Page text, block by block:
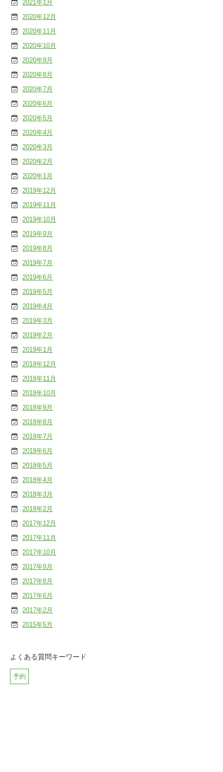
2021年1月
2020年12月
2020年11月
2020年10月
2020年9月
2020年8月
2020年7月
2020年6月
2020年5月
2020年4月
2020年3月
2020年2月
2020年1月
2019年12月
2019年11月
2019年10月
2019年9月
2019年8月
2019年7月
2019年6月
2019年5月
2019年4月
2019年3月
2019年2月
2019年1月
2018年12月
2018年11月
2018年10月
2018年9月
2018年8月
2018年7月
2018年6月
2018年5月
2018年4月
2018年3月
2018年2月
2017年12月
2017年11月
2017年10月
2017年9月
2017年8月
2017年6月
2017年2月
2015年5月
よくある質問キーワード
予約